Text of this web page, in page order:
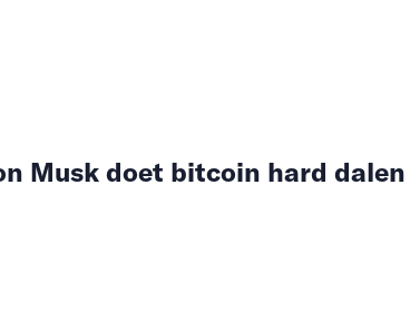
Musk doet bitcoin hard dalen